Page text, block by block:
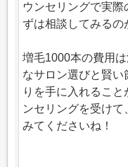
ウンセリングで実際
ずは相談してみるの
増毛1000本の費用
なサロン選びと賢
りを手に入れるこ
ンセリングを受け
みてくださいね！